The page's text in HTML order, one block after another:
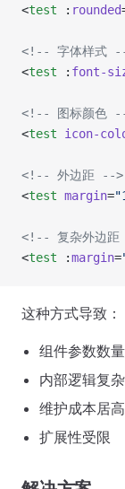
<test : rounded
<!-- 字体样式
<test : font-
<!-- 图标颜色
<test icon-
<!-- 外边距 -->
<test margin=
<!-- 复杂外边
<test :margin=
这种方式导致：
组件参数数
内部逻辑复
维护成本居
扩展性受限